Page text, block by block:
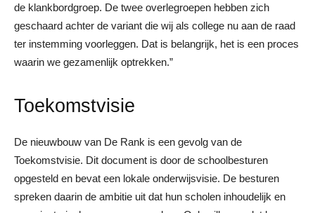
de klankbordgroep. De twee overlegroepen hebben zich
geschaard achter de variant die wij als college nu aan de raad
ter instemming voorleggen. Dat is belangrijk, het is een proces
waarin we gezamenlijk optrekken.”
Toekomstvisie
De nieuwbouw van De Rank is een gevolg van de
Toekomstvisie. Dit document is door de schoolbesturen
opgesteld en bevat een lokale onderwijsvisie. De besturen
spreken daarin de ambitie uit dat hun scholen inhoudelijk en